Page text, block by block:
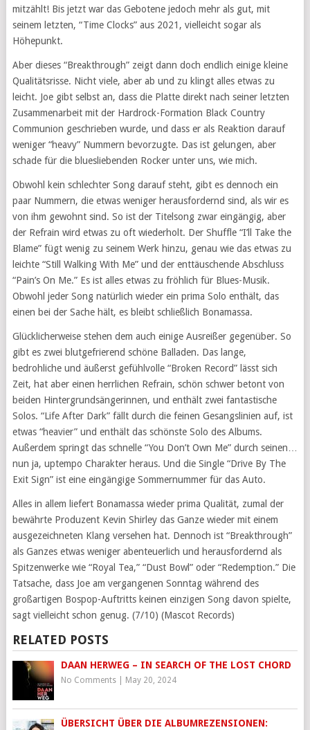
mitzählt! Bis jetzt war das Gebotene jedoch mehr als gut, mit
seinem letzten, “Time Clocks” aus 2021, vielleicht sogar als
Höhepunkt.
Aber dieses “Breakthrough” zeigt dann doch endlich einige kleine
Qualitätsrisse. Nicht viele, aber ab und zu klingt alles etwas zu
leicht. Joe gibt selbst an, dass die Platte direkt nach seiner letzten
Zusammenarbeit mit der Hardrock-Formation Black Country
Communion geschrieben wurde, und dass er als Reaktion darauf
weniger “heavy” Nummern bevorzugte. Das ist gelungen, aber
schade für die bluesliebenden Rocker unter uns, wie mich.
Obwohl kein schlechter Song darauf steht, gibt es dennoch ein
paar Nummern, die etwas weniger herausfordernd sind, als wir es
von ihm gewohnt sind. So ist der Titelsong zwar eingängig, aber
der Refrain wird etwas zu oft wiederholt. Der Shuffle “I’ll Take the
Blame” fügt wenig zu seinem Werk hinzu, genau wie das etwas zu
leichte “Still Walking With Me” und der enttäuschende Abschluss
“Pain’s On Me.” Es ist alles etwas zu fröhlich für Blues-Musik.
Obwohl jeder Song natürlich wieder ein prima Solo enthält, das
einen bei der Sache hält, es bleibt schließlich Bonamassa.
Glücklicherweise stehen dem auch einige Ausreißer gegenüber. So
gibt es zwei blutgefrierend schöne Balladen. Das lange,
bedrohliche und äußerst gefühlvolle “Broken Record” lässt sich
Zeit, hat aber einen herrlichen Refrain, schön schwer betont von
beiden Hintergrundsängerinnen, und enthält zwei fantastische
Solos. “Life After Dark” fällt durch die feinen Gesangslinien auf, ist
etwas “heavier” und enthält das schönste Solo des Albums.
Außerdem springt das schnelle “You Don’t Own Me” durch seinen…
nun ja, uptempo Charakter heraus. Und die Single “Drive By The
Exit Sign” ist eine eingängige Sommernummer für das Auto.
Alles in allem liefert Bonamassa wieder prima Qualität, zumal der
bewährte Produzent Kevin Shirley das Ganze wieder mit einem
ausgezeichneten Klang versehen hat. Dennoch ist “Breakthrough”
als Ganzes etwas weniger abenteuerlich und herausfordernd als
Spitzenwerke wie “Royal Tea,” “Dust Bowl” oder “Redemption.” Die
Tatsache, dass Joe am vergangenen Sonntag während des
großartigen Bospop-Auftritts keinen einzigen Song davon spielte,
sagt vielleicht schon genug. (7/10) (Mascot Records)
RELATED POSTS
DAAN HERWEG – IN SEARCH OF THE LOST CHORD
No Comments| May 20, 2024
ÜBERSICHT ÜBER DIE ALBUMREZENSIONEN: